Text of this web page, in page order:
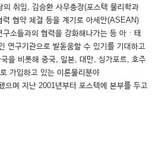
취임, 김승환 사무총장(포스텍 물리학과
력 협약 체결 등을 계기로 아세안(ASEAN)
소들과의 협력을 강화해나가는 등 아ㆍ태
연구기관으로 발돋움할 수 있기를 기대하고
을 비롯해 중국, 일본, 대만, 싱가포르, 호주
가입하고 있는 이론물리분야
으며 지난 2001년부터 포스텍에 본부를 두고